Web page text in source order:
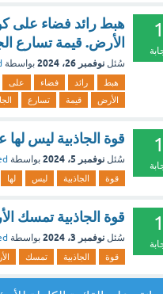
1
هبط رائد فضاء على
الأرض. قيمة تسارع
سُئل نوفمبر 26، 2024 بواسطة
هبط رائد فضاء على
الأرض
قيمة تسارع
1 قوة الجاذبية ليس لها
سُئل نوفمبر 5، 2024 بواسطة
قوة الجاذبية ليس لها
1 قوة الجاذبية تمسك
سُئل نوفمبر 3، 2024 بواسطة
قوة الجاذبية تمسك